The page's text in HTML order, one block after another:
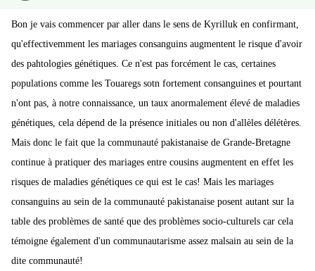
Bon je vais commencer par aller dans le sens de Kyrilluk en confirmant,
qu'effectivemment les mariages consanguins augmentent le risque d'avoir
des pahtologies génétiques. Ce n'est pas forcément le cas, certaines
populations comme les Touaregs sotn fortement consanguines et pourtant
n'ont pas, à notre connaissance, un taux anormalement élevé de maladies
génétiques, cela dépend de la présence initiales ou non d'allèles délétères.
Mais donc le fait que la communauté pakistanaise de Grande-Bretagne
continue à pratiquer des mariages entre cousins augmentent en effet les
risques de maladies génétiques ce qui est le cas! Mais les mariages
consanguins au sein de la communauté pakistanaise posent autant sur la
table des problèmes de santé que des problèmes socio-culturels car cela
témoigne également d'un communautarisme assez malsain au sein de la
dite communauté!